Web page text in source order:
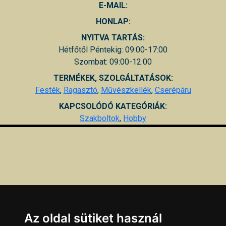
E-MAIL:
HONLAP:
NYITVA TARTÁS:
Hétfőtől Péntekig: 09:00-17:00
Szombat: 09:00-12:00
TERMÉKEK, SZOLGÁLTATÁSOK:
Festék, Ragasztó, Művészkellék, Cserépáru
KAPCSOLÓDÓ KATEGÓRIÁK:
Szakboltok, Hobby
Az oldal sütiket használ